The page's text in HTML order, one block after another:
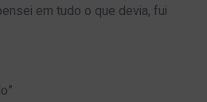
em tudo o que devia, fui